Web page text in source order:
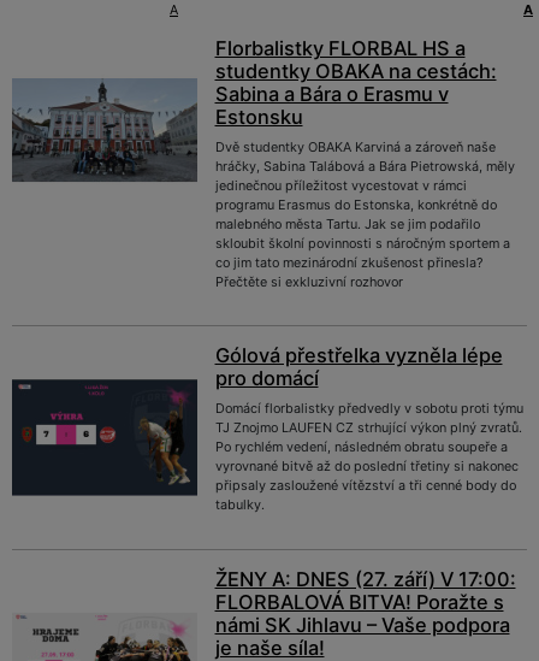
A
A
Florbalistky FLORBAL HS a
studentky OBAKA na cestách:
Sabina a Bára o Erasmu v
Estonsku
Dvě studentky OBAKA Karviná a zároveň naše
hráčky, Sabina Talábová a Bára Pietrowská, měly
jedinečnou příležitost vycestovat v rámci
programu Erasmus do Estonska, konkrétně do
malebného města Tartu. Jak se jim podařilo
skloubit školní povinnosti s náročným sportem a
co jim tato mezinárodní zkušenost přinesla?
Přečtěte si exkluzivní rozhovor
Gólová přestřelka vyzněla lépe
pro domácí
Domácí florbalistky předvedly v sobotu proti týmu
TJ Znojmo LAUFEN CZ strhující výkon plný zvratů.
Po rychlém vedení, následném obratu soupeře a
vyrovnané bitvě až do poslední třetiny si nakonec
připsaly zasloužené vítězství a tři cenné body do
tabulky.
ŽENY A: DNES (27. září) V 17:00:
FLORBALOVÁ BITVA! Poražte s
námi SK Jihlavu – Vaše podpora
je naše síla!